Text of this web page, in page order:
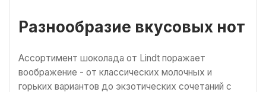
Разнообразие вкусовых нот
Ассортимент шоколада от Lindt поражает
воображение - от классических молочных и
горьких вариантов до экзотических сочетаний с